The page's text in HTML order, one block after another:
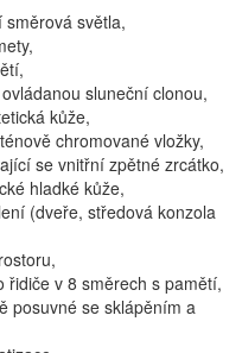
světla,
sluneční clonou,
kůže,
chromované vložky,
se vnitřní zpětné zrcátko,
hladké kůže,
(dveře, středová konzola
řidiče v 8 směrech s pamětí,
posuvné se sklápěním a